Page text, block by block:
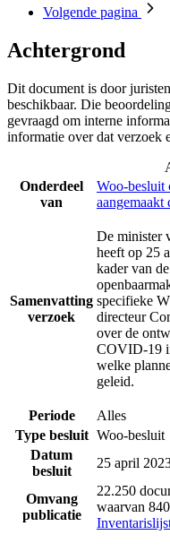
Volgende pagina
Achtergrond
Dit document is door
beschikbaar. Die
gevraagd om interne
informatie over dat verzoek
Onderdeel
van
Woo-besluit
aangemaakt
Samenvatting
verzoek
De minister
heeft op 25
kader van
specifieke
directeur
over de
COVID-19
welke
geleid.
Periode
Alles
Type besluit Woo-besluit
Datum
besluit
25 april
Omvang
publicatie
22.250
waarvan